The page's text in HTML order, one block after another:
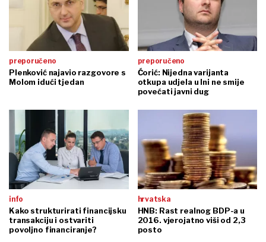
preporučeno
Plenković najavio razgovore s
Molom idući tjedan
preporučeno
Ćorić: Nijedna varijanta
otkupa udjela u Ini ne smije
povećati javni dug
info
Kako strukturirati financijsku
transakciju i ostvariti
povoljno financiranje?
hrvatska
HNB: Rast realnog BDP-a u
2016. vjerojatno viši od 2,3
posto